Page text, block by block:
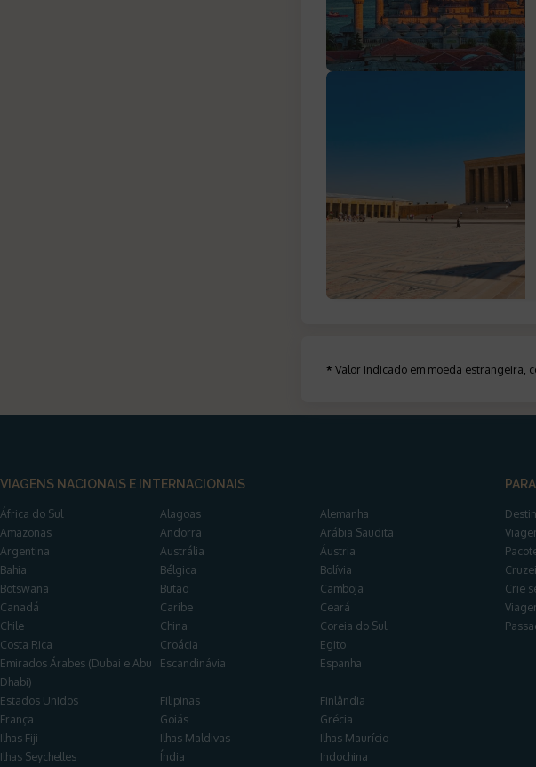
* Valor indicado em moeda estrangeira,
VIAGENS NACIONAIS E INTERNACIONAIS
África do Sul Alagoas
Alemanha
Amazonas
Andorra
Arábia Saudita
Argentina
Austrália
Áustria
Bahia
Bélgica
Bolívia
Botswana
Butão
Camboja
Canadá
Caribe
Ceará
Chile
China
Coreia do Sul
Costa Rica
Croácia
Egito
Emirados Árabes (Dubai e Abu
Dhabi)
Escandinávia Espanha
Estados Unidos Filipinas
Finlândia
França
Goiás
Grécia
Ilhas Fiji
Ilhas Maldivas
Ilhas Maurício
Ilhas Seychelles
Índia
Indochina
Crie